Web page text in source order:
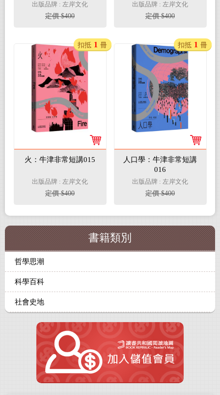
出版品牌 : 左岸文化
定價 $400
出版品牌 : 左岸文化
定價 $400
火：牛津非常短講015
出版品牌 : 左岸文化
定價 $400
扣抵 1 冊
人口學：牛津非常短講
016
出版品牌 : 左岸文化
定價 $400
扣抵 1 冊
書籍類別
哲學思潮
科學百科
社會史地